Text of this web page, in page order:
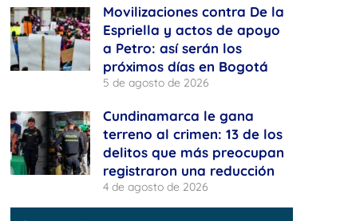
Movilizaciones contra De la
Espriella y actos de apoyo
a Petro: así serán los
próximos días en Bogotá
5 de agosto de 2026
Cundinamarca le gana
terreno al crimen: 13 de los
delitos que más preocupan
registraron una reducción
4 de agosto de 2026